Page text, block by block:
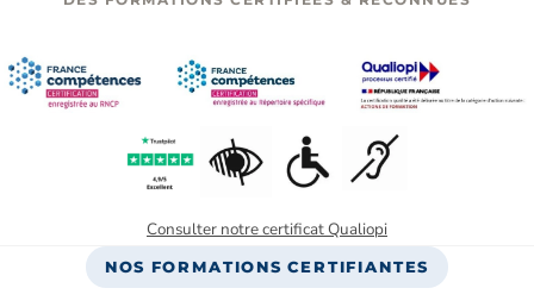
Consulter notre certificat Qualiopi
NOS FORMATIONS CERTIFIANTES